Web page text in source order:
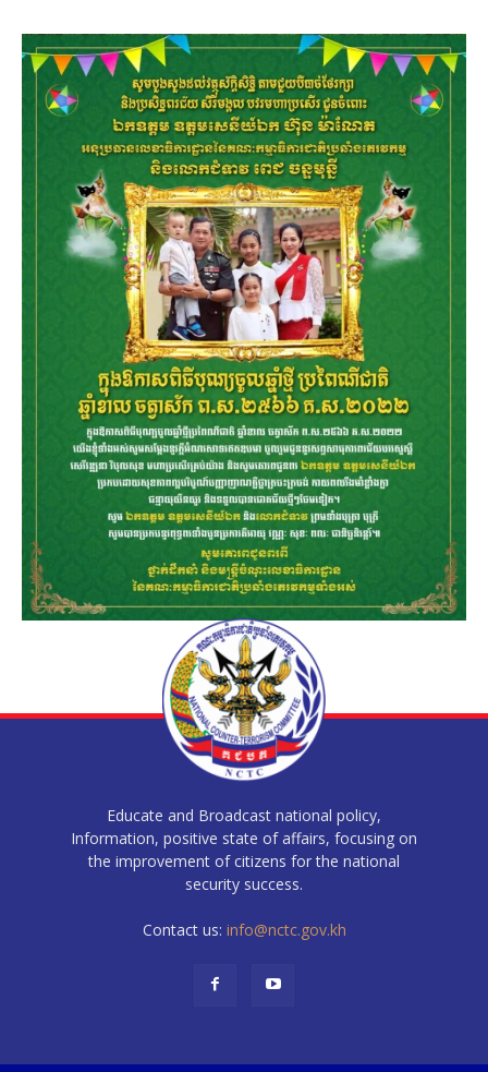
Educate and Broadcast national policy,
Information, positive state of affairs, focusing on
the improvement of citizens for the national
security success.
Contact us: info@nctc.gov.kh